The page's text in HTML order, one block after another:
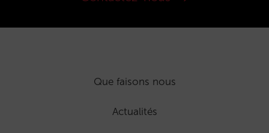
Que faisons nous
Actualités